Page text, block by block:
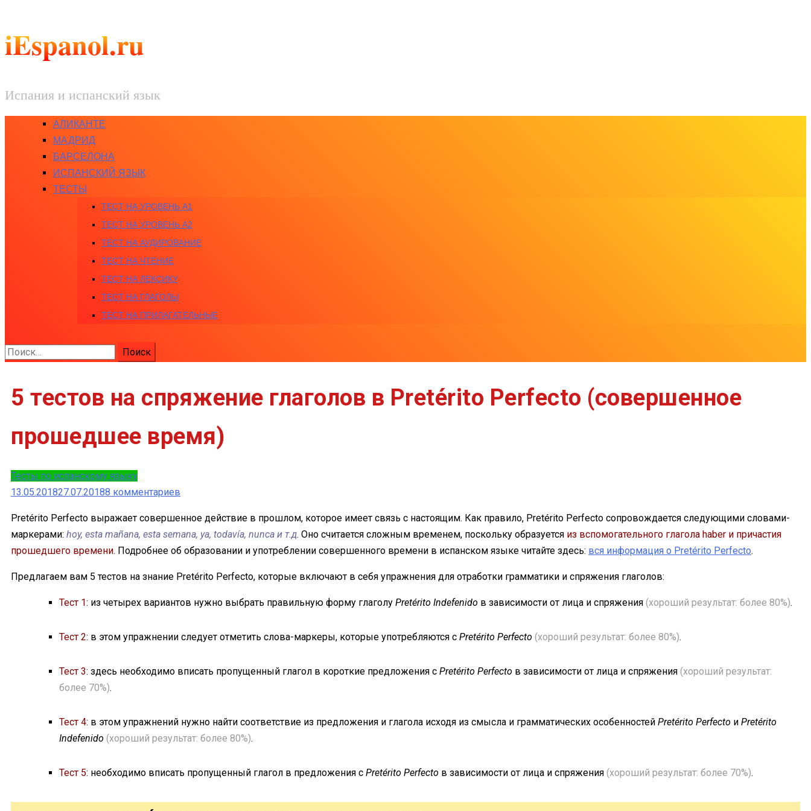
iEspanol.ru
Испания и испанский язык
АЛИКАНТЕ
МАДРИД
БАРСЕЛОНА
ИСПАНСКИЙ ЯЗЫК
ТЕСТЫ
ТЕСТ НА УРОВЕНЬ A1
ТЕСТ НА УРОВЕНЬ A2
ТЕСТ НА АУДИРОВАНИЕ
ТЕСТ НА ЧТЕНИЕ
ТЕСТ НА ЛЕКСИКУ
ТЕСТ НА ГЛАГОЛЫ
ТЕСТ НА ПРИЛАГАТЕЛЬНЫЕ
Найти:
5 тестов на спряжение глаголов в Pretérito Perfecto (совершенное
прошедшее время)
Тесты по испанскому языку
13.05.201827.07.20188 комментариев
5
тестов
на
спряжение
в
Perfecto
прошедшее
Pretérito Perfecto выражает совершенное действие в прошлом, которое имеет связь с настоящим. Как правило, Pretérito Perfecto сопровождается следующими словами-
маркерами: hoy, esta mañana, esta semana, ya, todavía, nunca и т.д. Оно считается сложным временем, поскольку образуется из вспомогательного глагола haber и причастия
прошедшего времени. Подробнее об образовании и употреблении совершенного времени в испанском языке читайте здесь: вся информация о Pretérito Perfecto.
Предлагаем вам 5 тестов на знание Pretérito Perfecto, которые включают в себя упражнения для отработки грамматики и спряжения глаголов:
Тест 1: из четырех вариантов нужно выбрать правильную форму глаголу Pretérito Indefenido в зависимости от лица и спряжения (хороший результат: более 80%).
Тест 2: в этом упражнении следует отметить слова-маркеры, которые употребляются с Pretérito Perfecto (хороший результат: более 80%).
Тест 3: здесь необходимо вписать пропущенный глагол в короткие предложения с Pretérito Perfecto в зависимости от лица и спряжения (хороший результат:
более 70%).
Тест 4: в этом упражнений нужно найти соответствие из предложения и глагола исходя из смысла и грамматических особенностей Pretérito Perfecto и Pretérito
Indefenido (хороший результат: более 80%).
Тест 5: необходимо вписать пропущенный глагол в предложения с Pretérito Perfecto в зависимости от лица и спряжения (хороший результат: более 70%).